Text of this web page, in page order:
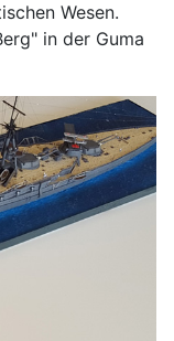
Wesen.
in der Guma